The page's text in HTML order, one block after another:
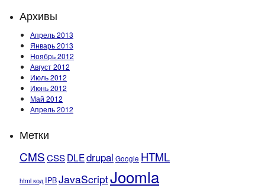
Архивы
Апрель 2013
Январь 2013
Ноябрь 2012
Август 2012
Июль 2012
Июнь 2012
Май 2012
Апрель 2012
Метки
CMSCSSDLEdrupal Google HTML
html код IPBJavaScriptJoomla